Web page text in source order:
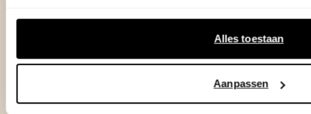
Alles toestaan
Aanpassen
info@eijerkamp.nl
Winkels